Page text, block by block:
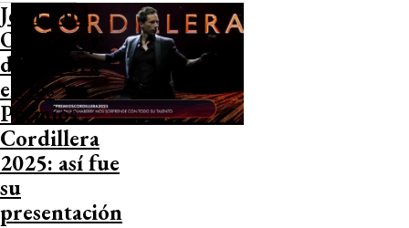
Jean Paul
Olhaberry
deslumbra
en los
Premios
Cordillera
2025: así fue
su
presentación